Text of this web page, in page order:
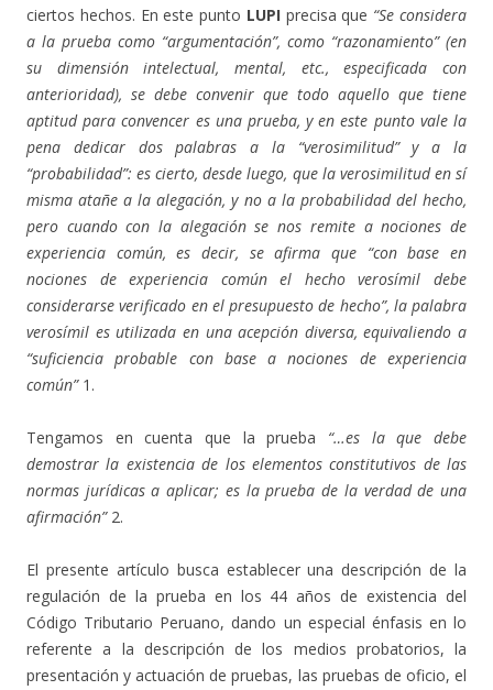
ciertos hechos. En este punto LUPIprecisa que “Se considera
a la prueba como “argumentación”, como “razonamiento” (en
su dimensión intelectual, mental, etc., especificada con
anterioridad), se debe convenir que todo aquello que tiene
aptitud para convencer es una prueba, y en este punto vale la
pena dedicar dos palabras a la “verosimilitud” y a la
“probabilidad”: es cierto, desde luego, que la verosimilitud en sí
misma atañe a la alegación, y no a la probabilidad del hecho,
pero cuando con la alegación se nos remite a nociones de
experiencia común, es decir, se afirma que “con base en
nociones de experiencia común el hecho verosímil debe
considerarse verificado en el presupuesto de hecho”, la palabra
verosímil es utilizada en una acepción diversa, equivaliendo a
“suficiencia probable con base a nociones de experiencia
común”1.
Tengamos en cuenta que la prueba “…es la que debe
demostrar la existencia de los elementos constitutivos de las
normas jurídicas a aplicar; es la prueba de la verdad de una
afirmación”2.
El presente artículo busca establecer una descripción de la
regulación de la prueba en los 44 años de existencia del
Código Tributario Peruano, dando un especial énfasis en lo
referente a la descripción de los medios probatorios, la
presentación y actuación de pruebas, las pruebas de oficio, el